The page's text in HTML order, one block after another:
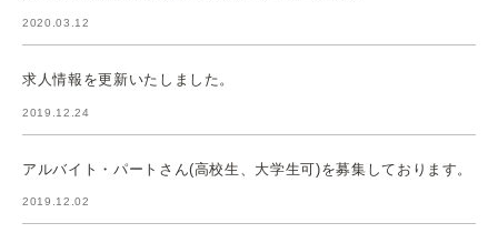
2020.03.12
求人情報を更新いたしました。
2019.12.24
アルバイト・パートさん(高校生、大学生可)を募集しております。
2019.12.02